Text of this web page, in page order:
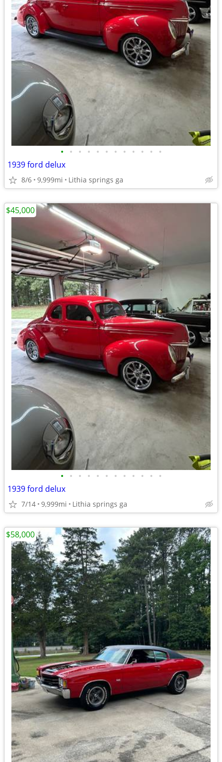
• • • • • • • • • • • •
1939 ford delux
8/6 9,999mi Lithia springs ga
• • • • • • • • • • • •
1939 ford delux
7/14 9,999mi Lithia springs ga
$45,000
$58,000